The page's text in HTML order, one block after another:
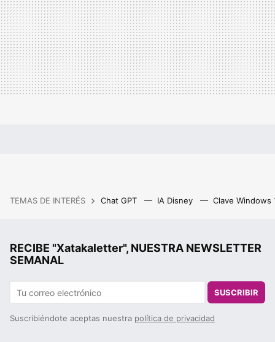
TEMAS DE INTERÉS Chat GPT IA Disney Clave Windows
RECIBE "Xatakaletter", NUESTRA NEWSLETTER
SEMANAL
SUSCRIBIR
Suscribiéndote aceptas nuestra política de privacidad